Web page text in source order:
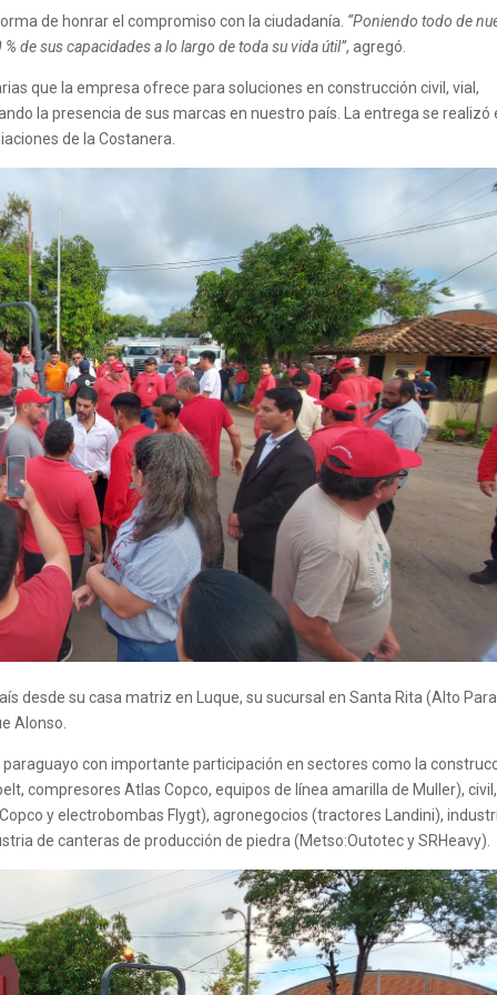
de honrar el compromiso con la ciudadanía. “Poniendo todo de
de sus capacidades a lo largo de toda su vida útil”, agregó.
que la empresa ofrece para soluciones en construcción civil, vial,
la presencia de sus marcas en nuestro país. La entrega se realizó
de la Costanera.
desde su casa matriz en Luque, su sucursal en Santa Rita (Alto
Alonso.
con importante participación en sectores como la
compresores Atlas Copco, equipos de línea amarilla de Muller), civil,
y electrobombas Flygt), agronegocios (tractores Landini),
de canteras de producción de piedra (Metso:Outotec y SRHeavy).